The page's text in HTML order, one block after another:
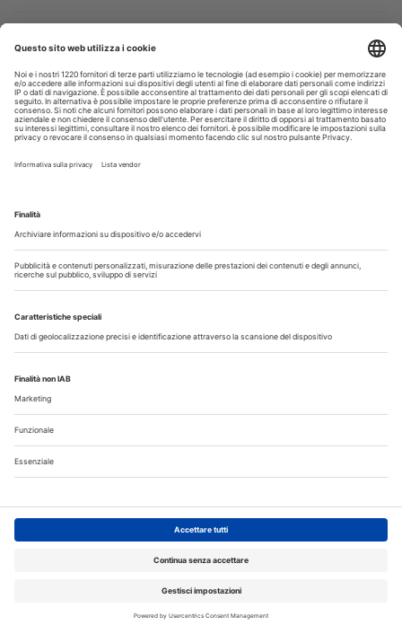
l’evidenza scientifica?
Fumo e sigarette elettroniche: le conseguenze per la salute
delle gengive
Corsi, Convegni, Eventi
Do Lu Ma Me
1
2
3 4 5 6 7
8
10
16
17 18 19 20 21
23
24 25 26 27 28
29
30
Annunci
CERCO
OFFRO
Cercasi ASO per studio sito a Mozzate